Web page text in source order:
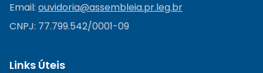
Email: ouvidoria@assembleia.pr.leg.br
CNPJ: 77.799.542/0001-09
Links Úteis